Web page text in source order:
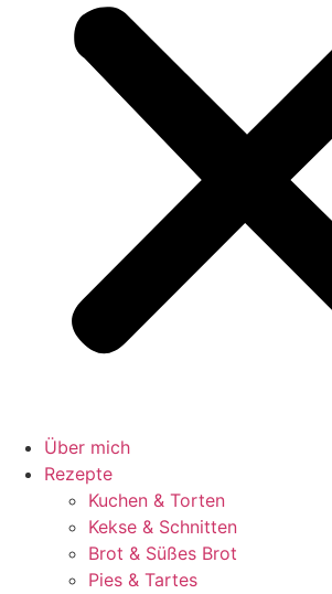
Über mich
Rezepte
Kuchen & Torten
Kekse & Schnitten
Brot & Süßes Brot
Pies & Tartes